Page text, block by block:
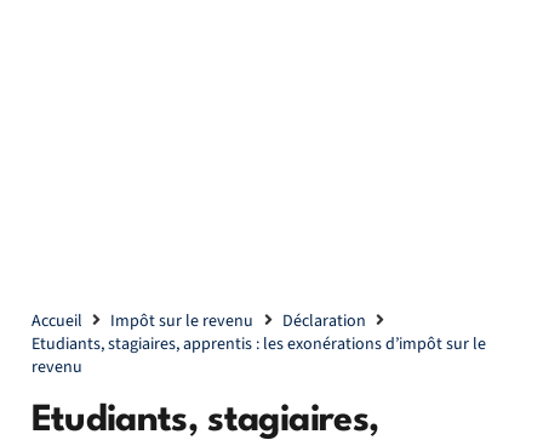
Accueil Impôt sur le revenu
Déclaration
Etudiants, stagiaires, apprentis : les exonérations d’impôt sur le
revenu
Etudiants, stagiaires,